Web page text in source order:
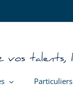
Particuliers